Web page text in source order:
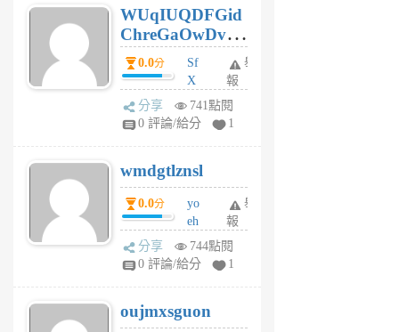
個
月
前
WUqIUQDFGid
ChreGaOwDv
dY0.0分
Sf
X
Pe
Jc
R
P
m
v
A
V
個
舉
報
分享
741點閱
0 評論/給分
1
wmdgtlznsl
0.0分
yo
eh
ld
gy
個
月
舉
報
分享
744點閱
0 評論/給分
1
oujmxsguon